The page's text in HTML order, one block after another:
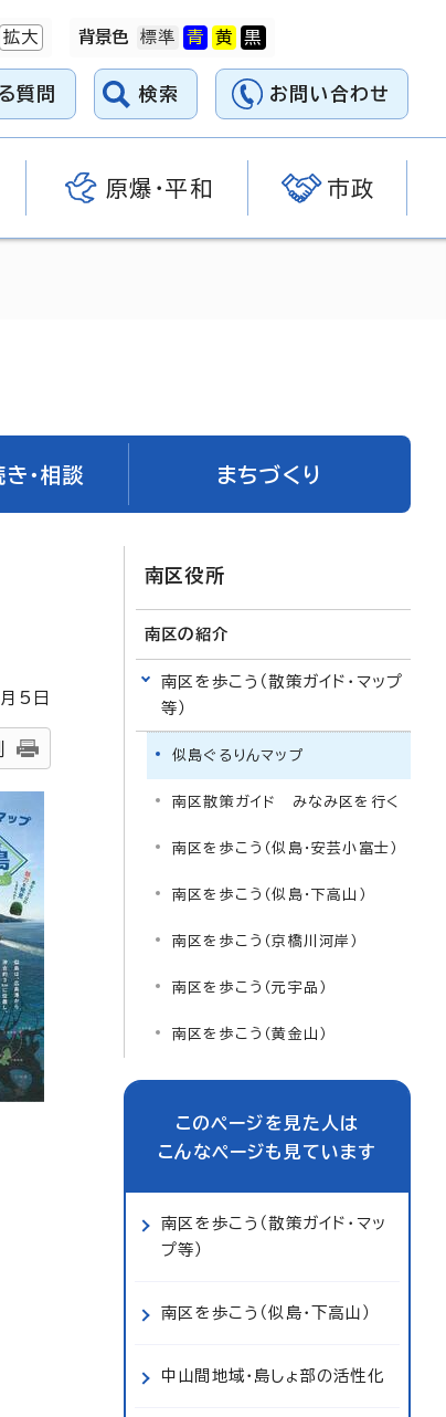
拡大 背景色
質問 検索 お問い合わせ
原爆・平和 市政
き・相談 まちづくり
5日
南区役所
南区の紹介
南区を歩こう（散策ガイド・マップ
等）
似島ぐるりんマップ
南区散策ガイド みなみ区を行く
南区を歩こう（似島・安芸小富士）
南区を歩こう（似島・下高山）
南区を歩こう（京橋川河岸）
南区を歩こう（元宇品）
南区を歩こう（黄金山）
このページを見た人は
こんなページも見ています
南区を歩こう（散策ガイド・マッ
プ等）
南区を歩こう（似島・下高山）
中山間地域・島しょ部の活性化